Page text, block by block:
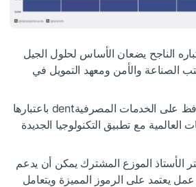
الناجح يضعان الأساس لحلول الجيل
الصناعة والأمن ومعهد التمويل في
وقالوا إن المشروع "يحافظ على الخدمات المصرفيةdent باعتبارها
العالمية مع تطبيق التكنولوجيا الجديدة
الأستاذ الموزع المشترك يمكن أن يدعم
يعتمد على الرموز المميزة ويتعامل